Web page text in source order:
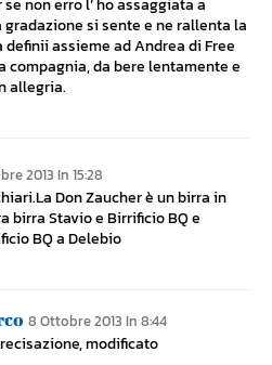
gradazione si sente e ne rallenta la
definii assieme ad Andrea di Free
compagnia, da bere lentamente e
allegria.
2013 In 15:28
Don Zaucher è un birra in
birra Stavio e Birrificio BQ e
BQ a Delebio
8 Ottobre 2013 In 8:44
modificato